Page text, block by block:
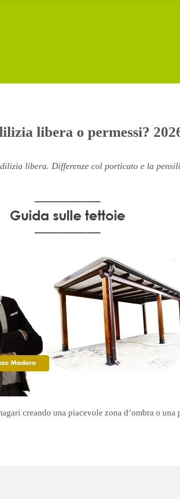
libera o permessi?
libera. Differenze col porticato e la
creando una piacevole zona d’ombra o